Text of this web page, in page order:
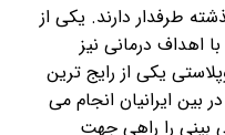
طرفدار دارند. یکی از
اهداف درمانی نیز
یکی از رایج ترین
ایرانیان انجام می
بینی را راهی جهت